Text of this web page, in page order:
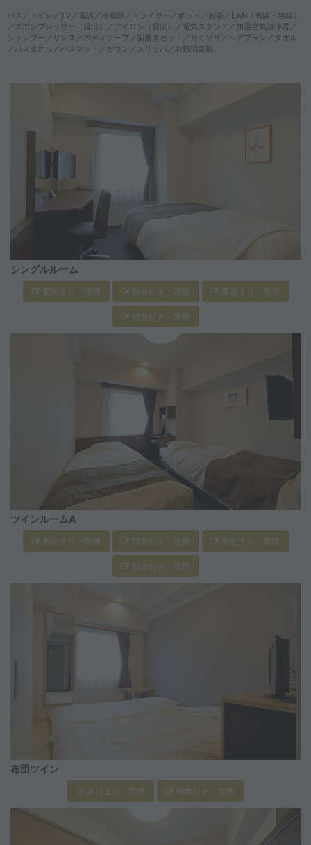
バス／トイレ／TV／電話／冷蔵庫／ドライヤー／ポット／お茶／LAN（有線・無線）
／ズボンプレッサー（貸出）／アイロン（貸出）／電気スタンド／加湿空気清浄器／
シャンプー／リンス／ボディソープ／歯磨きセット／カミソリ／ヘアブラシ／タオル
／バスタオル／バスマット／ガウン／スリッパ／衣類消臭剤
シングルルーム
素泊まり・喫煙 朝食付き・喫煙 素泊まり・禁煙
朝食付き・禁煙
ツインルームA
素泊まり・喫煙 朝食付き・喫煙 素泊まり・禁煙
朝食付き・禁煙
布団ツイン
素泊まり・禁煙 朝食付き・禁煙